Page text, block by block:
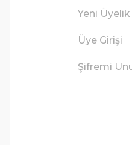
Yeni Üyelik
Üye Girişi
Şifremi